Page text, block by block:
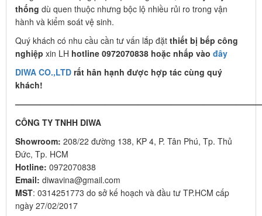
thống dù quen thuộc nhưng bộc lộ nhiều rủi ro trong vận
hành và kiểm soát vệ sinh.
Quý khách có nhu cầu cần tư vấn lắp đặt thiết bị bếp công
nghiệp xin LH hotline 0972070838 hoặc nhấp vào đây
DIWA CO.,LTD rất hân hạnh được hợp tác cùng quý
khách!
CÔNG TY TNHH DIWA
Showroom: 208/22 đường 138, KP 4, P. Tân Phú, Tp. Thủ
Đức, Tp. HCM
Hotline: 0972070838
Email: diwavina@gmail.com
MST: 0314251773 do sở kế hoạch và đầu tư TP.HCM cấp
ngày 27/02/2017